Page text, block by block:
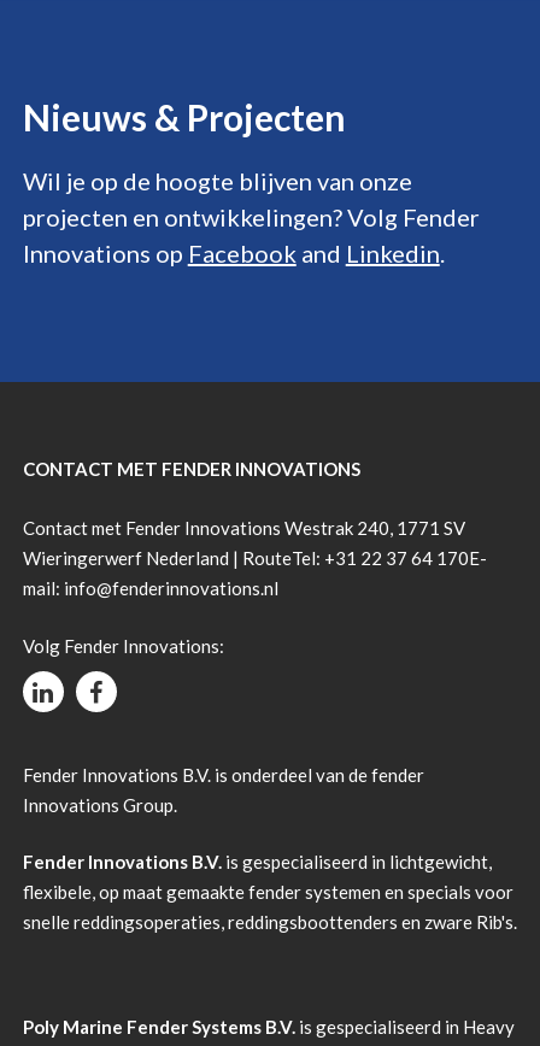
Nieuws & Projecten
Wil je op de hoogte blijven van onze
projecten en ontwikkelingen? Volg Fender
Innovations op Facebook and Linkedin.
CONTACT MET FENDER INNOVATIONS
Contact met Fender Innovations Westrak 240, 1771 SV
Wieringerwerf Nederland | RouteTel: +31 22 37 64 170E-
mail: info@fenderinnovations.nl
Volg Fender Innovations:
Fender Innovations B.V. is onderdeel van de fender
Innovations Group.
Fender Innovations B.V.is gespecialiseerd in lichtgewicht,
flexibele, op maat gemaakte fender systemen en specials voor
snelle reddingsoperaties, reddingsboottenders en zware Rib's.
Poly Marine Fender Systems B.V.is gespecialiseerd in Heavy